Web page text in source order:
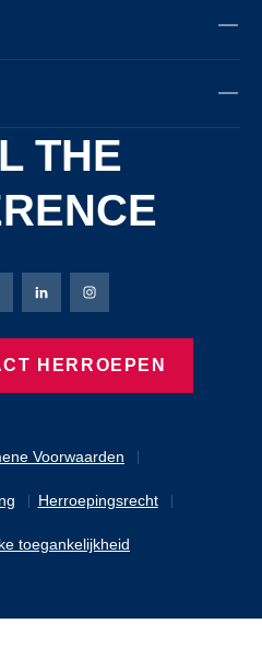
THE
Voorwaarden
Herroepingsrecht
toegankelijkheid
Proenen Facebook-pagina
Proenen X-pagina
Bierbaum-Proenen
Bierbaum-Proenen
HERROEPEN